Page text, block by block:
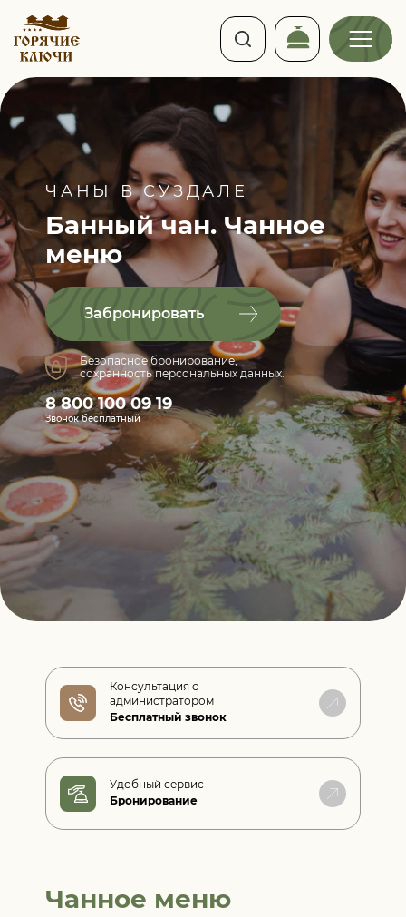
ЧАНЫ В СУЗДАЛЕ
Банный чан. Чанное
меню
Забронировать
Безопасное бронирование,
сохранность персональных данных.
8 800 100 09 19
Звонок бесплатный
Консультация с
администратором
Бесплатный звонок
Удобный сервис
Бронирование
Чанное меню